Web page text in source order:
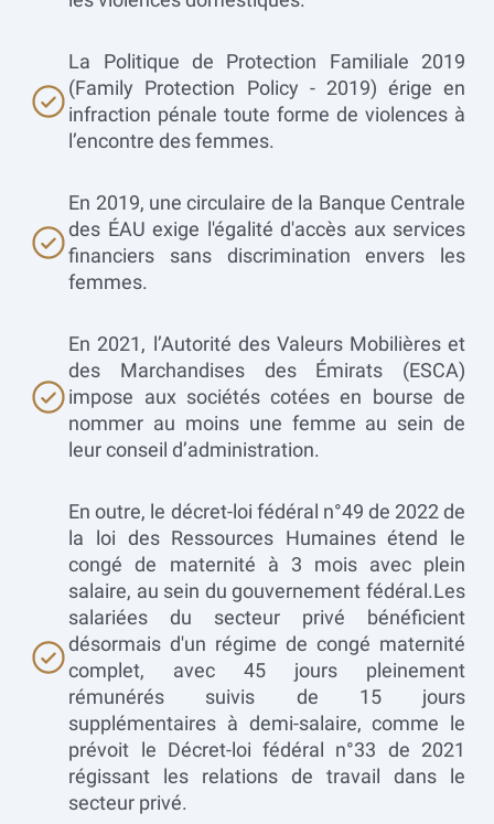
La Politique de Protection Familiale 2019
(Family Protection Policy - 2019) érige en
infraction pénale toute forme de violences à
l’encontre des femmes.
En 2019, une circulaire de la Banque Centrale
des ÉAU exige l'égalité d'accès aux services
financiers sans discrimination envers les
femmes.
En 2021, l’Autorité des Valeurs Mobilières et
des Marchandises des Émirats (ESCA)
impose aux sociétés cotées en bourse de
nommer au moins une femme au sein de
leur conseil d’administration.
En outre, le décret-loi fédéral n°49 de 2022 de
la loi des Ressources Humaines étend le
congé de maternité à 3 mois avec plein
salaire, au sein du gouvernement fédéral.Les
salariées du secteur privé bénéficient
désormais d'un régime de congé maternité
complet, avec 45 jours pleinement
rémunérés suivis de 15 jours
supplémentaires à demi-salaire, comme le
prévoit le Décret-loi fédéral n°33 de 2021
régissant les relations de travail dans le
secteur privé.